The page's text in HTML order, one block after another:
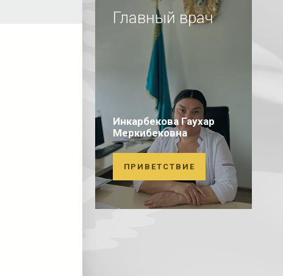
Главный врач
Инкарбекова Гаухар
Меркибековна
ПРИВЕТСТВИЕ